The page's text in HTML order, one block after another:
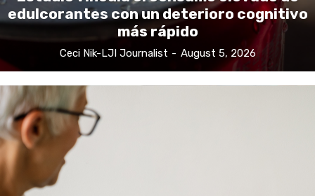
edulcorantes con un deterioro cognitivo
más rápido
Ceci Nik-LJI Journalist - August 5, 2026